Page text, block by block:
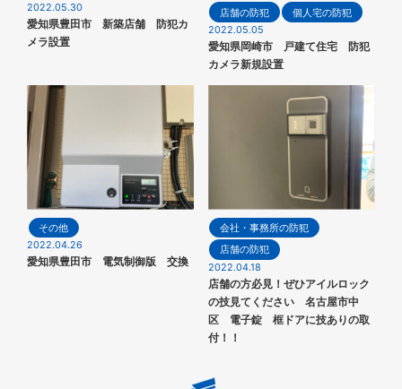
2022.05.30
愛知県豊田市 新築店舗 防犯カ
メラ設置
店舗の防犯
個人宅の防犯
2022.05.05
愛知県岡崎市 戸建て住宅 防犯
カメラ新規設置
その他
2022.04.26
愛知県豊田市 電気制御版 交換
会社・事務所の防犯
店舗の防犯
2022.04.18
店舗の方必見！ぜひアイルロック
の技見てください 名古屋市中
区 電子錠 框ドアに技ありの取
付！！